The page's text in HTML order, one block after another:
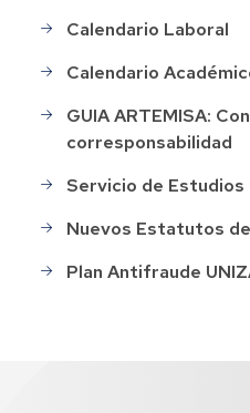
Calendario Laboral
Calendario
GUIA ARTEMISA:
corresponsabilidad
Servicio de Estudios
Nuevos Estatutos
Plan Antifraude